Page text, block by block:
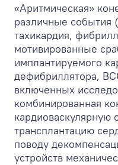
«Аритмическая»
различные события
тахикардия,
мотивированные
имплантируемого
дефибриллятора,
включенных
комбинированная
кардиоваскулярную
трансплантацию
поводу
устройств